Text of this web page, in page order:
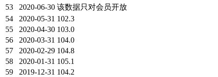
53
2020-06-30 该数据只对会员开放
54
2020-05-31 102.3
55
2020-04-30 103.0
56
2020-03-31 104.0
57
2020-02-29 104.8
58
2020-01-31 105.1
59
2019-12-31 104.2